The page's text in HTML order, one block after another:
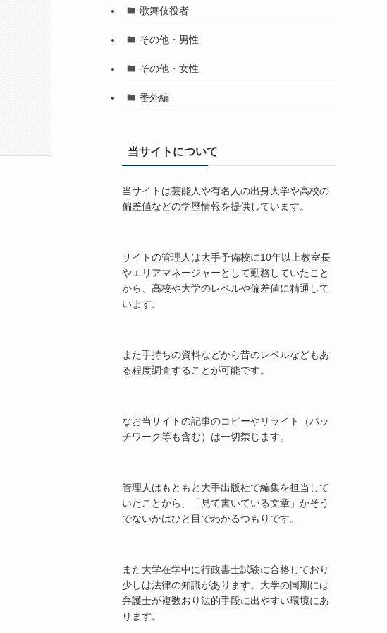
歌舞伎役者
その他・男性
その他・女性
番外編
当サイトについて
当サイトは芸能人や有名人の出身大学や高校の
偏差値などの学歴情報を提供しています。
サイトの管理人は大手予備校に10年以上教室長
やエリアマネージャーとして勤務していたこと
から、高校や大学のレベルや偏差値に精通して
います。
また手持ちの資料などから昔のレベルなどもあ
る程度調査することが可能です。
なお当サイトの記事のコピーやリライト（パッ
チワーク等も含む）は一切禁じます。
管理人はもともと大手出版社で編集を担当して
いたことから、「見て書いている文章」かそう
でないかはひと目でわかるつもりです。
また大学在学中に行政書士試験に合格しており
少しは法律の知識があります。大学の同期には
弁護士が複数おり法的手段に出やすい環境にあ
ります。